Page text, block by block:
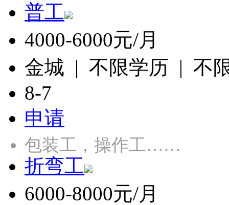
普工
4000-6000元/月
金城 | 不限学历 | 不
8-7
申请
包装工，操作工……
折弯工
6000-8000元/月